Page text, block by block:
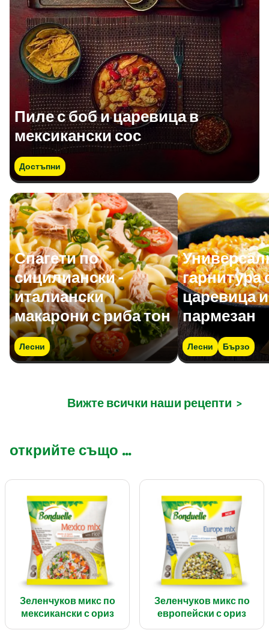
Пиле с боб и царевица в
мексикански сос
Достъпни
Спагети по
сицилиански -
италиански
макарони с риба тон
Лесни
гарнитура
царевица и
пармезан
Лесни Бързо
Вижте всички наши рецепти >
открийте също ...
Зеленчуков микс по
мексикански с ориз
Зеленчуков микс по
европейски с ориз